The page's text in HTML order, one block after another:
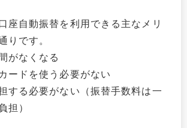
座自動振替を利用できる主なメリ
りです。
がなくなる
ードを使う必要がない
する必要がない（振替手数料は一
担）